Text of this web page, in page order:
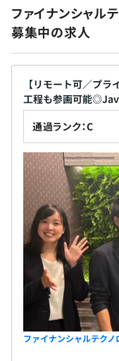
ファイナンシャル
募集中の求人
【リモート可／プ
工程も参画可能
通過ランク：C
ファイナンシャルテク